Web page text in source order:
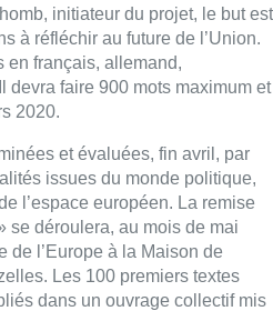
initiateur du projet, le but est
à réfléchir au future de l’Union.
en français, allemand,
devra faire 900 mots maximum et
2020.
et évaluées, fin avril, par
issues du monde politique,
l’espace européen. La remise
se déroulera, au mois de mai
de l’Europe à la Maison de
Les 100 premiers textes
dans un ouvrage collectif mis